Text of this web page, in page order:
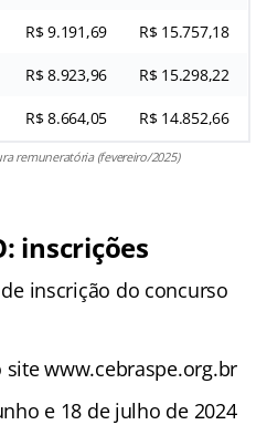
R$ 9.191,69 R$ 15.757,18
R$ 8.923,96 R$ 15.298,22
R$ 8.664,05 R$ 14.852,66
remuneratória (fevereiro/2025)
inscrições
inscrição do concurso
www.cebraspe.org.br
e 18 de julho de 2024